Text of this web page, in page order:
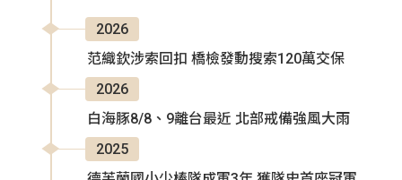
2026
范織欽涉索回扣 橋檢發動搜索120萬交保
2026
白海豚8/8、9離台最近 北部戒備強風大雨
2025